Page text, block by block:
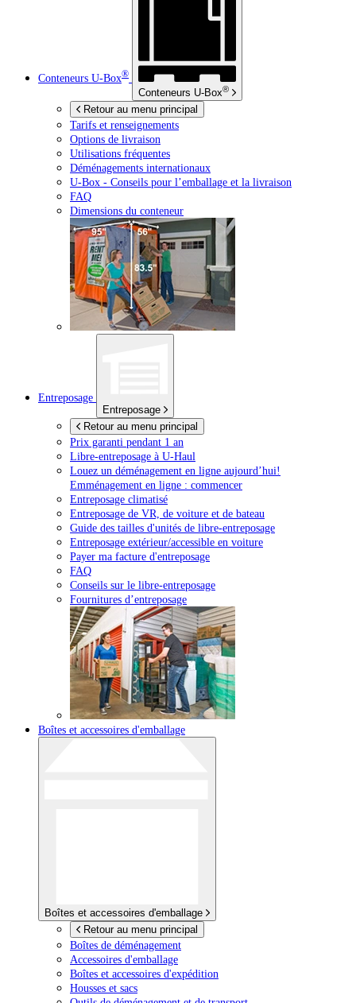
Conteneurs U-Box®
Conteneurs U-Box®
Retour au menu principal
Tarifs et renseignements
Options de livraison
Utilisations fréquentes
Déménagements internationaux
U-Box - Conseils pour l’emballage et la livraison
FAQ
Dimensions du conteneur
Entreposage
Entreposage
Retour au menu principal
Prix garanti pendant 1 an
Libre-entreposage à U-Haul
Louez un déménagement en ligne aujourd’hui!
Emménagement en ligne : commencer
Entreposage climatisé
Entreposage de VR, de voiture et de bateau
Guide des tailles d'unités de libre-entreposage
Entreposage extérieur/accessible en voiture
Payer ma facture d'entreposage
FAQ
Conseils sur le libre-entreposage
Fournitures d’entreposage
Boîtes et accessoires d'emballage
Boîtes et accessoires d'emballage
Retour au menu principal
Boîtes de déménagement
Accessoires d'emballage
Boîtes et accessoires d'expédition
Housses et sacs